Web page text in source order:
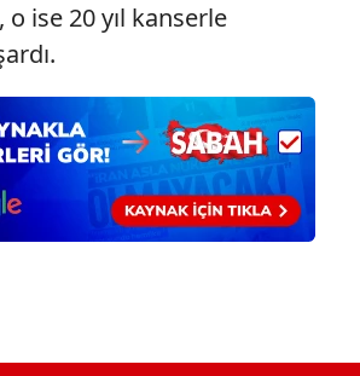
olarak kullanılan çerezlerle ilgili bilgi
ise 20 yıl kanserle